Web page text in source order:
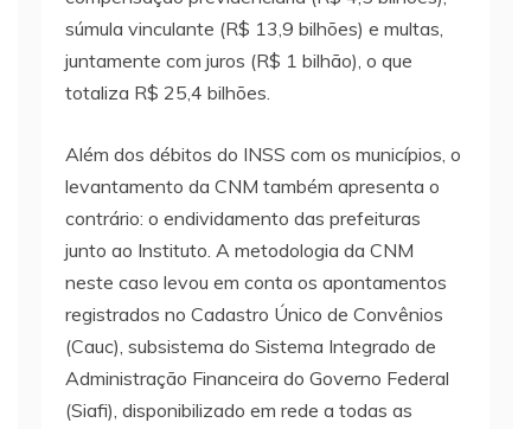
súmula vinculante (R$ 13,9 bilhões) e multas,
juntamente com juros (R$ 1 bilhão), o que
totaliza R$ 25,4 bilhões.
Além dos débitos do INSS com os municípios, o
levantamento da CNM também apresenta o
contrário: o endividamento das prefeituras
junto ao Instituto. A metodologia da CNM
neste caso levou em conta os apontamentos
registrados no Cadastro Único de Convênios
(Cauc), subsistema do Sistema Integrado de
Administração Financeira do Governo Federal
(Siafi), disponibilizado em rede a todas as